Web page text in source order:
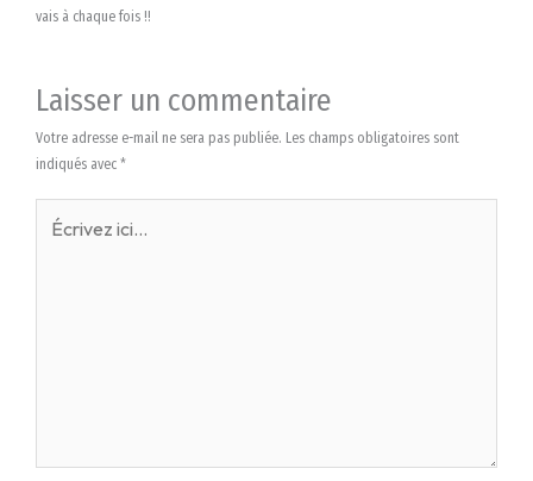
vais à chaque fois !!
Laisser un commentaire
Votre adresse e-mail ne sera pas publiée. Les champs obligatoires sont
indiqués avec *
ici…